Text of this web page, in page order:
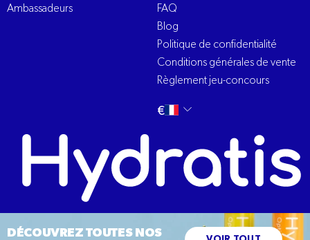
DÉCOUVREZ TOUTES NOS
Ambassadeurs
FAQ
Blog
Politique de confidentialité
Conditions générales de vente
Règlement jeu-concours
Changer
€ français